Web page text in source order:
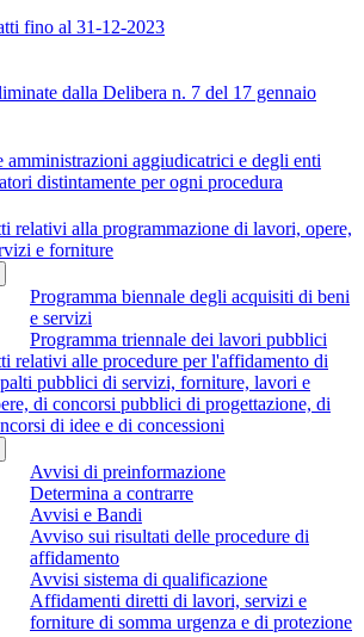
fino al 31-12-2023
dalla Delibera n. 7 del 17 gennaio
amministrazioni aggiudicatrici e degli enti
distintamente per ogni procedura
relativi alla programmazione di lavori, opere,
e forniture
Programma biennale degli acquisiti di beni
e servizi
Programma triennale dei lavori pubblici
relativi alle procedure per l'affidamento di
pubblici di servizi, forniture, lavori e
di concorsi pubblici di progettazione, di
di idee e di concessioni
Avvisi di preinformazione
Determina a contrarre
Avvisi e Bandi
Avviso sui risultati delle procedure di
affidamento
Avvisi sistema di qualificazione
Affidamenti diretti di lavori, servizi e
forniture di somma urgenza e di protezione